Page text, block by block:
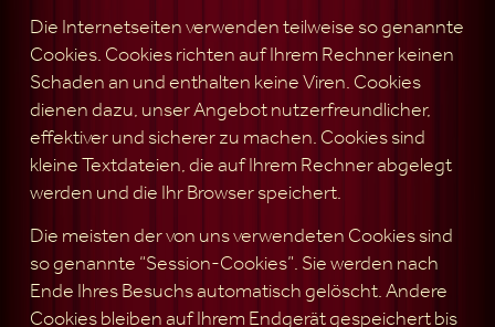
Die Internetseiten verwenden teilweise so genannte
Cookies. Cookies richten auf Ihrem Rechner keinen
Schaden an und enthalten keine Viren. Cookies
dienen dazu, unser Angebot nutzerfreundlicher,
effektiver und sicherer zu machen. Cookies sind
kleine Textdateien, die auf Ihrem Rechner abgelegt
werden und die Ihr Browser speichert.
Die meisten der von uns verwendeten Cookies sind
so genannte “Session-Cookies”. Sie werden nach
Ende Ihres Besuchs automatisch gelöscht. Andere
Cookies bleiben auf Ihrem Endgerät gespeichert bis